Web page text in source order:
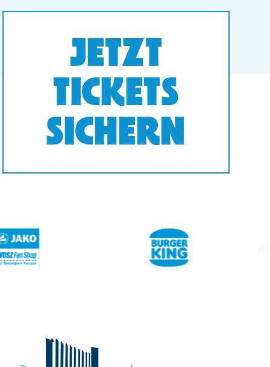
JETZT
TICKETS
SICHERN
next